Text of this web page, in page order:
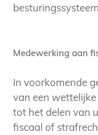
Medewerking aan
In voorkomende
van een
tot het delen van
fiscaal of